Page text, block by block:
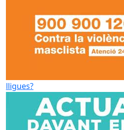
lligues?